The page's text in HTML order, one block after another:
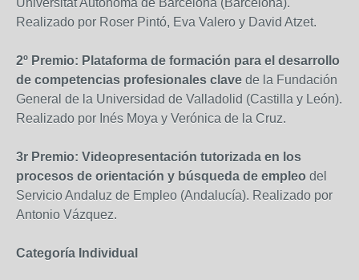
Universitat Autònoma de Barcelona (Barcelona).
Realizado por Roser Pintó, Eva Valero y David Atzet.
2º Premio: Plataforma de formación para el desarrollo
de competencias profesionales clave de la Fundación
General de la Universidad de Valladolid (Castilla y León).
Realizado por Inés Moya y Verónica de la Cruz.
3r Premio: Videopresentación tutorizada en los
procesos de orientación y búsqueda de empleo del
Servicio Andaluz de Empleo (Andalucía). Realizado por
Antonio Vázquez.
Categoría Individual